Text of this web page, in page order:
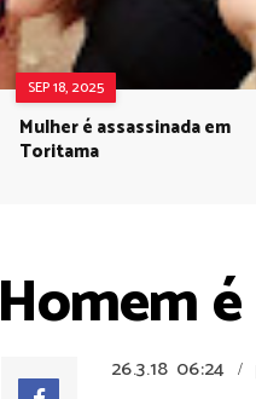
SEP 18, 2025
Mulher é assassinada em
Toritama
Homem
26.3.18 06:24 /